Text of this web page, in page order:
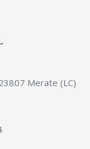
Merate (LC)